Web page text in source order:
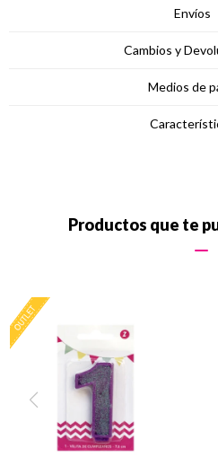
Envíos
Cambios y
Medios de
Productos que te